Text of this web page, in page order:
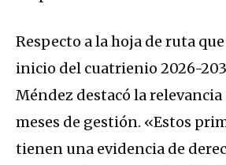
Respecto a la hoja de ruta
inicio del cuatrienio 2026-
Méndez destacó la
meses de gestión. «Estos
tienen una evidencia de